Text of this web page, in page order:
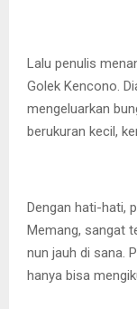
Lalu penulis
Golek Kencono.
mengeluarkan
berukuran kecil,
Dengan hati-hati,
Memang, sangat
nun jauh di sana.
hanya bisa